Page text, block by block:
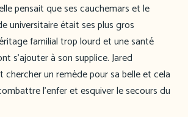
pensait que ses cauchemars et le
universitaire était ses plus gros
familial trop lourd et une santé
s’ajouter à son supplice. Jared
chercher un remède pour sa belle et cela
l’enfer et esquiver le secours du